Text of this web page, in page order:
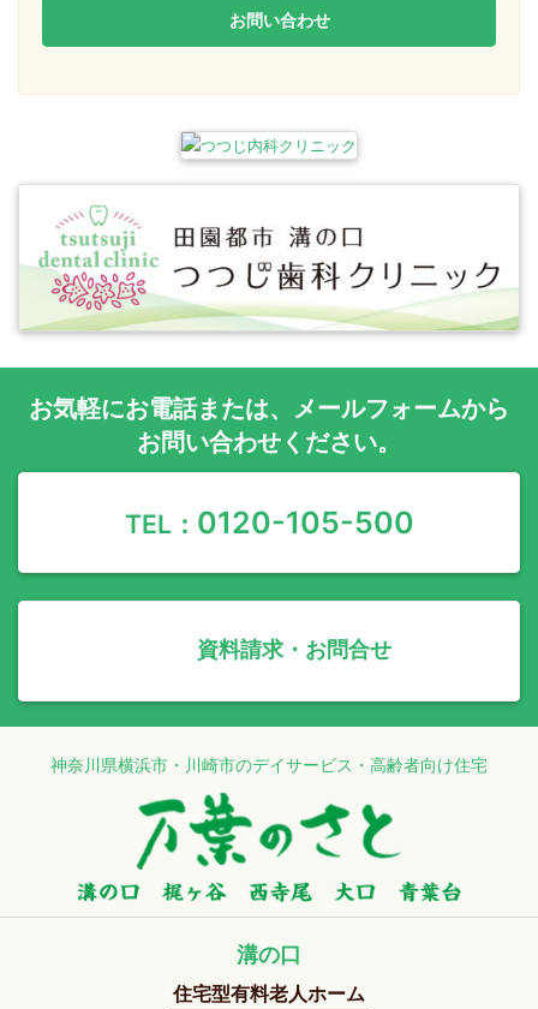
お問い合わせ
お気軽にお電話または、 メールフォームから
お問い合わせください。
TEL： 0120-105-500
資料請求・お問合せ
神奈川県横浜市・川崎市のデイサービス・高齢者向け住宅
溝の口
住宅型有料老人ホーム